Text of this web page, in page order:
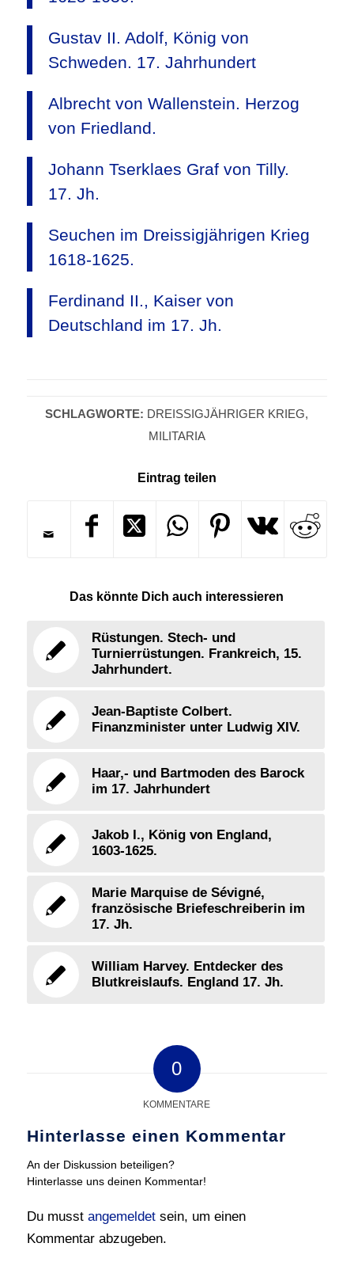
Gustav II. Adolf, König von
Schweden. 17. Jahrhundert
Albrecht von Wallenstein. Herzog
von Friedland.
Johann Tserklaes Graf von Tilly.
17. Jh.
Seuchen im Dreissigjährigen Krieg
1618-1625.
Ferdinand II., Kaiser von
Deutschland im 17. Jh.
SCHLAGWORTE: DREISSIGJÄHRIGER KRIEG
,
MILITARIA
Eintrag teilen
Das könnte Dich auch interessieren
Rüstungen. Stech- und
Turnierrüstungen. Frankreich, 15.
Jahrhundert.
Jean-Baptiste Colbert.
Finanzminister unter Ludwig XIV.
Haar,- und Bartmoden des Barock
im 17. Jahrhundert
Jakob I., König von England,
1603-1625.
Marie Marquise de Sévigné,
französische Briefeschreiberin im
17. Jh.
William Harvey. Entdecker des
Blutkreislaufs. England 17. Jh.
0
KOMMENTARE
Hinterlasse einen Kommentar
An der Diskussion beteiligen?
Hinterlasse uns deinen Kommentar!
Du musst angemeldetsein, um einen
Kommentar abzugeben.